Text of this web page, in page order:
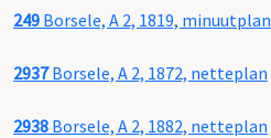
249 Borsele, A 2, 1819, minuutplan
2937Borsele, A 2, 1872, netteplan
2938 Borsele, A 2, 1882, netteplan